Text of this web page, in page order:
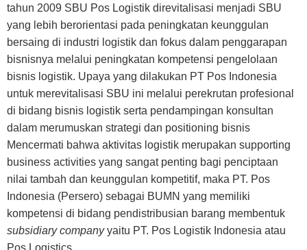
tahun 2009 SBU Pos Logistik direvitalisasi menjadi SBU
yang lebih berorientasi pada peningkatan keunggulan
bersaing di industri logistik dan fokus dalam penggarapan
bisnisnya melalui peningkatan kompetensi pengelolaan
bisnis logistik. Upaya yang dilakukan PT Pos Indonesia
untuk merevitalisasi SBU ini melalui perekrutan profesional
di bidang bisnis logistik serta pendampingan konsultan
dalam merumuskan strategi dan positioning bisnis
Mencermati bahwa aktivitas logistik merupakan supporting
business activities yang sangat penting bagi penciptaan
nilai tambah dan keunggulan kompetitif, maka PT. Pos
Indonesia (Persero) sebagai BUMN yang memiliki
kompetensi di bidang pendistribusian barang membentuk
subsidiary companyyaitu PT. Pos Logistik Indonesia atau
Pos Logistics.